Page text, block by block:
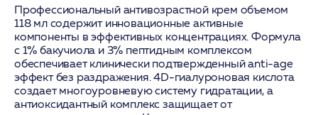
Профессиональный антивозрастной крем объемом
118 мл содержит инновационные активные
компоненты в эффективных концентрациях. Формула
с 1% бакучиола и 3% пептидным комплексом
обеспечивает клинически подтвержденный anti-age
эффект без раздражения. 4D-гиалуроновая кислота
создает многоуровневую систему гидратации, а
антиоксидантный комплекс защищает от